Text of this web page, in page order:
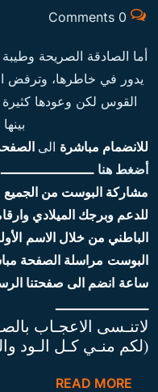
0 Comments
أما الصادقة الصريحة وطيبة
يدور في خاطرها، وترفض
القوس لكن وعودها كثيرة
للانضمام مباشرة الى
أضغط هنا ـــــــــــــــــــــــ
مشاركة البوست من
للدعم وبرجك الميلادي
الباطني من خلال الاسم
البوست مراسلة الصفحة
ساعة انضم الى صفحتنا
ـــــــــــــــــــــــ
لاتنـسى الاعجـاب
(لكم منـي كـل الـود
READ MORE